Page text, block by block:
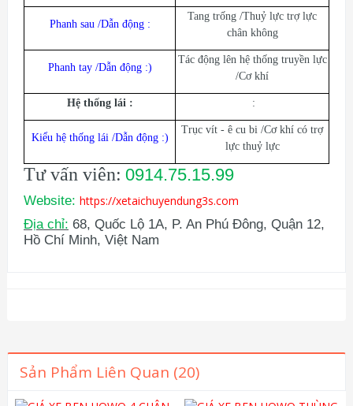
Phanh sau /Dẫn động :
Tang trống /Thuỷ lực trợ lực
chân không
Phanh tay /Dẫn động :)
Tác động lên hệ thống truyền lực
/Cơ khí
Hệ thống lái : :
Kiểu hệ thống lái /Dẫn động :)
Trục vít - ê cu bi /Cơ khí có trợ
lực thuỷ lực
Tư vấn viên: 0914.75.15.99
Website: https://xetaichuyendung3s.com
Địa chỉ: 68, Quốc Lộ 1A, P. An Phú Đông, Quận 12,
Hồ Chí Minh, Việt Nam
Sản Phẩm Liên Quan (20)